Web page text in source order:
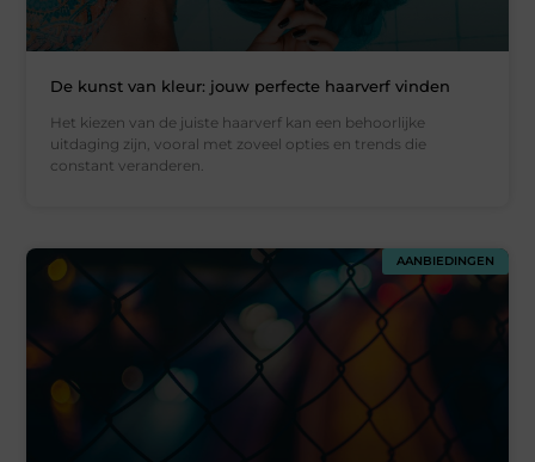
De kunst van kleur: jouw perfecte haarverf vinden
Het kiezen van de juiste haarverf kan een behoorlijke
uitdaging zijn, vooral met zoveel opties en trends die
constant veranderen.
AANBIEDINGEN